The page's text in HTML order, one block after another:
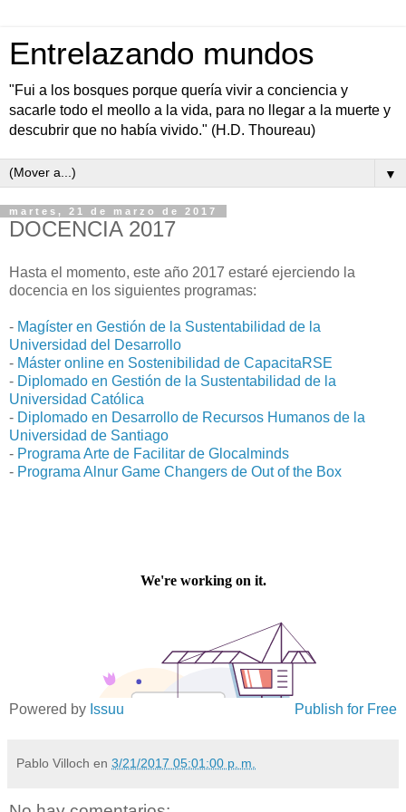
Entrelazando mundos
"Fui a los bosques porque quería vivir a conciencia y
sacarle todo el meollo a la vida, para no llegar a la muerte y
descubrir que no había vivido." (H.D. Thoureau)
▼
martes, 21 de marzo de 2017
DOCENCIA 2017
Hasta el momento, este año 2017 estaré ejerciendo la
docencia en los siguientes programas:
- Magíster en Gestión de la Sustentabilidad de la
Universidad del Desarrollo
- Máster online en Sostenibilidad de CapacitaRSE
- Diplomado en Gestión de la Sustentabilidad de la
Universidad Católica
- Diplomado en Desarrollo de Recursos Humanos de la
Universidad de Santiago
- Programa Arte de Facilitar de Glocalminds
- Programa Alnur Game Changers de Out of the Box
Powered by Issuu Publish for Free
Pablo Villoch en 3/21/2017 05:01:00 p. m.